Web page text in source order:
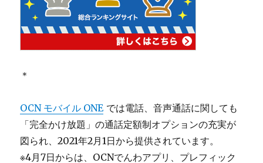
＊
OCN モバイル ONE では電話、音声通話に関しても
「完全かけ放題」の通話定額制オプションの充実が
図られ、2021年2月1日から提供されています。
※4月7日からは、OCNでんわアプリ、プレフィック